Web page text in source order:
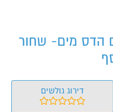
הדס מים- שחור
דירוג גולשים